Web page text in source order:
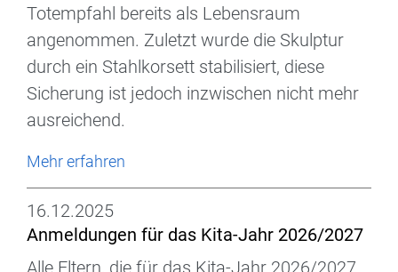
Totempfahl bereits als Lebensraum
angenommen. Zuletzt wurde die Skulptur
durch ein Stahlkorsett stabilisiert, diese
Sicherung ist jedoch inzwischen nicht mehr
ausreichend.
Mehr erfahren
16.12.2025
Anmeldungen für das Kita-Jahr 2026/2027
Alle Eltern, die für das Kita-Jahr 2026/2027